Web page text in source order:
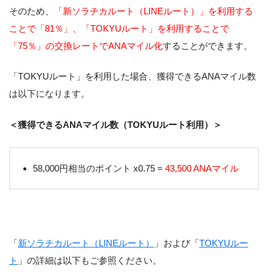
そのため、
「新ソラチカルート（LINEルート）」を利用する
ことで「81％」、「TOKYUルート」を利用することで
「75％」の交換レートでANAマイル化することができます。
「TOKYUルート」を利用した場合、獲得できるANAマイル数
は以下になります。
＜獲得できるANAマイル数（TOKYUルート利用）＞
58,000円相当のポイント x0.75 = 43,500 ANAマイル
「新ソラチカルート（LINEルート） 」および「TOKYUルー
ト 」の詳細は以下もご参照ください。